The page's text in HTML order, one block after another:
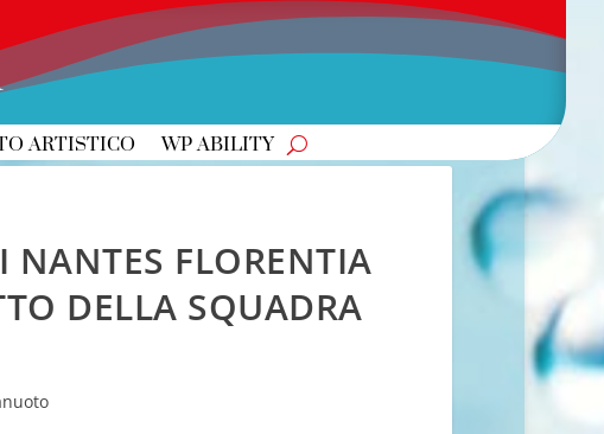
ARTISTICO WP ABILITY
NANTES FLORENTIA
DELLA SQUADRA